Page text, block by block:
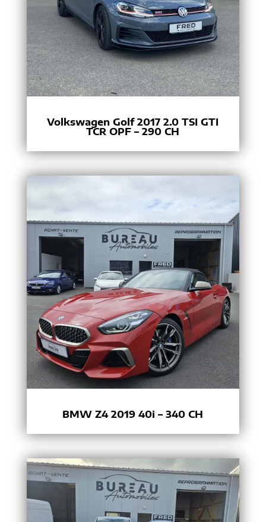
Volkswagen Golf 2017 2.0 TSI GTI
TCR OPF – 290 CH
BMW Z4 2019 40i – 340 CH